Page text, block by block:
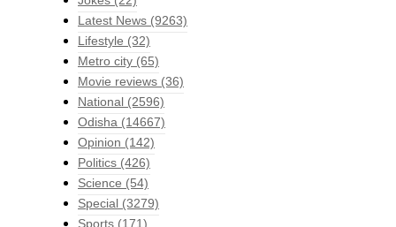
Latest News (9263)
Lifestyle (32)
Metro city (65)
Movie reviews (36)
National (2596)
Odisha (14667)
Opinion (142)
Politics (426)
Science (54)
Special (3279)
Sports (171)